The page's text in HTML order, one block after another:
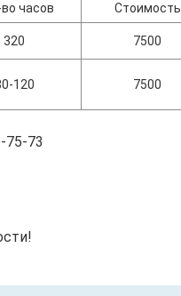
часов Стоимость
320 7500
120 7500
75-73